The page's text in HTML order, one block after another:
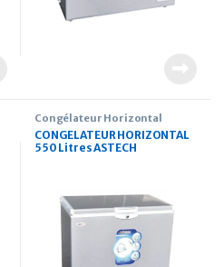
Congélateur Horizontal
CONGELATEUR HORIZONTAL
550 Litres ASTECH